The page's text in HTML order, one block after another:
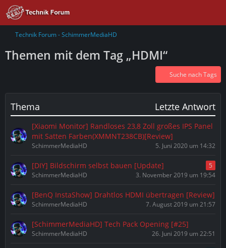
Technik Forum - SchimmerMediaHD
Themen mit dem Tag „HDMI“
Suche nach Tags
Thema Letzte Antwort
[Xiaomi Monitor] Randloses 23,8 Zoll großes IPS Panel
mit Satten Farben(XMMNT238CB)[Review]
SchimmerMediaHD 5. Juni 2020 um 14:32
[DIY] Bildschirm selbst bauen [Update]
5
SchimmerMediaHD
3. November 2019 um 19:54
[BenQ InstaShow] Drahtlos HDMI übertragen [Review]
SchimmerMediaHD 7. August 2019 um 21:57
[SchimmerMediaHD] Tech Pack Opening [#25]
SchimmerMediaHD 26. Juni 2019 um 22:51